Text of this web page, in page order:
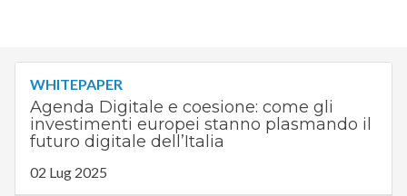
WHITEPAPER
Agenda Digitale e coesione: come gli
investimenti europei stanno plasmando il
futuro digitale dell’Italia
02 Lug 2025